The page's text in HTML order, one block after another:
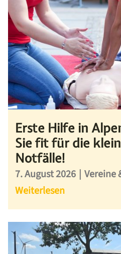
Erste Hilfe in
Sie fit für die
Notfälle!
7. August 2026 | Vereine
Weiterlesen